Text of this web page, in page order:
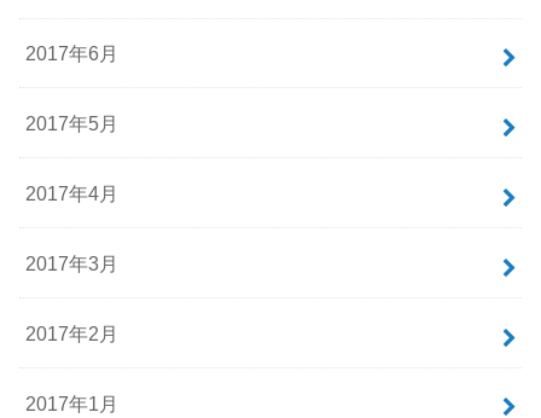
2017年6月
2017年5月
2017年4月
2017年3月
2017年2月
2017年1月